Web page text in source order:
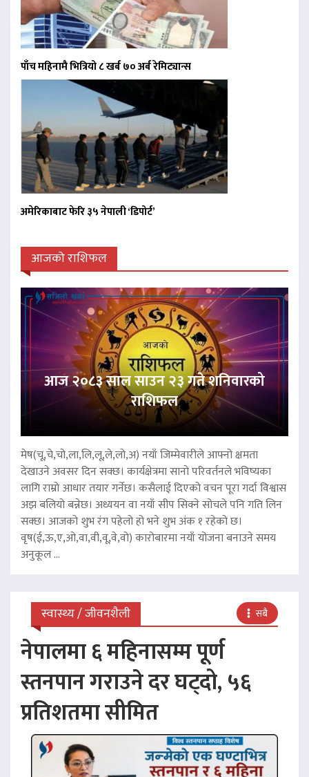
पाँच महिनामै भित्रियो ८ खर्ब ७० अर्ब रेमिट्यान्स
अमेरिकाबाट फेरि ३५ नेपाली ‘डिपोर्ट’
आजको राशिफल
आज २०८३ साल साउन २३ गते शनिवारको
राशिफल
मेष(चू,चे,चो,ला,लि,लू,ले,लो,अ) नयाँ जिम्मेवारीले आफ्नो क्षमता
देखाउने अवसर दिन सक्छ। कार्यक्षेत्रमा सानो परिवर्तनले भविष्यका
लागि राम्रो आधार तयार गर्नेछ। कसैलाई दिएको वचन पूरा गर्दा विश्वास
अझ बलियो बन्नेछ। अध्ययन वा नयाँ सीप सिक्ने सोचले पनि गति लिन
सक्छ। आजको शुभ रंग पहेलो हो भने शुभ अंक १ रहेको छ।
वृष(ई,ऊ,ए,ओ,वा,वी,वू,वे,वो) कारोबारमा नयाँ योजना बनाउने समय
अनुकूल ...
स्वास्थ्य / जीवनशैली सबै
नेपालमा ६ महिनासम्म पूर्ण
स्तनपान गराउने दर घट्दो, ५६
प्रतिशतमा सीमित